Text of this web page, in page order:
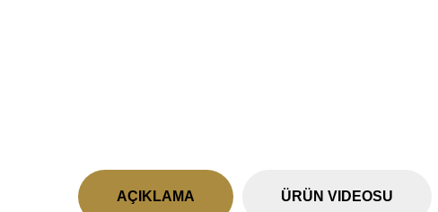
AÇIKLAMA ÜRÜN VIDEOSU